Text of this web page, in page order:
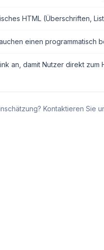
HTML (Überschriften,
einen programmatisch
an, damit Nutzer direkt zum
Kontaktieren Sie